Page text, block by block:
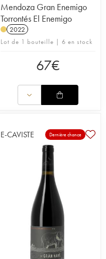
Mendoza Gran Enemigo
Torrontés El Enemigo
2022
Lot de 1 bouteille | 6 en stock
67€
E-CAVISTE Dernière chance